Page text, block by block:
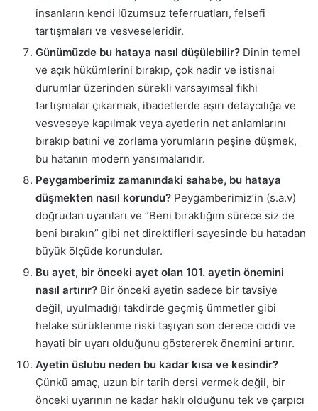
insanların kendi lüzumsuz teferruatları, felsefi
tartışmaları ve vesveseleridir.
Günümüzde bu hataya nasıl düşülebilir? Dinin temel
ve açık hükümlerini bırakıp, çok nadir ve istisnai
durumlar üzerinden sürekli varsayımsal fıkhi
tartışmalar çıkarmak, ibadetlerde aşırı detaycılığa ve
vesveseye kapılmak veya ayetlerin net anlamlarını
bırakıp batıni ve zorlama yorumların peşine düşmek,
bu hatanın modern yansımalarıdır.
Peygamberimiz zamanındaki sahabe, bu hataya
düşmekten nasıl korundu? Peygamberimiz’in (s.a.v)
doğrudan uyarıları ve “Beni bıraktığım sürece siz de
beni bırakın” gibi net direktifleri sayesinde bu hatadan
büyük ölçüde korundular.
Bu ayet, bir önceki ayet olan 101. ayetin önemini
nasıl artırır? Bir önceki ayetin sadece bir tavsiye
değil, uyulmadığı takdirde geçmiş ümmetler gibi
helake sürüklenme riski taşıyan son derece ciddi ve
hayati bir uyarı olduğunu göstererek önemini artırır.
Ayetin üslubu neden bu kadar kısa ve kesindir?
Çünkü amaç, uzun bir tarih dersi vermek değil, bir
önceki uyarının ne kadar haklı olduğunu tek ve çarpıcı